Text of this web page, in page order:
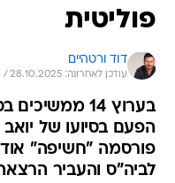
פוליטית
דוד ורטהיים
עודכן לאחרונה: 28.10.2025 / 12:52
בערוץ 14
הפעם בסיועו של
פורסמה "חשיפה"
לביה"ס והעביר